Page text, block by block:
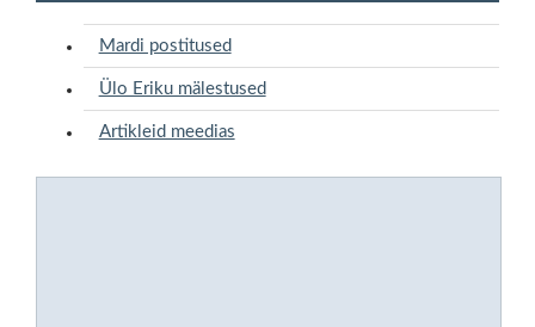
Mardi postitused
Ülo Eriku mälestused
Artikleid meedias